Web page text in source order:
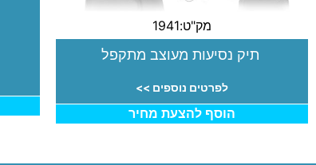
מק"ט:1941
תיק נסיעות מעוצב מתקפל
לפרטים נוספים >>
הוסף להצעת מחיר